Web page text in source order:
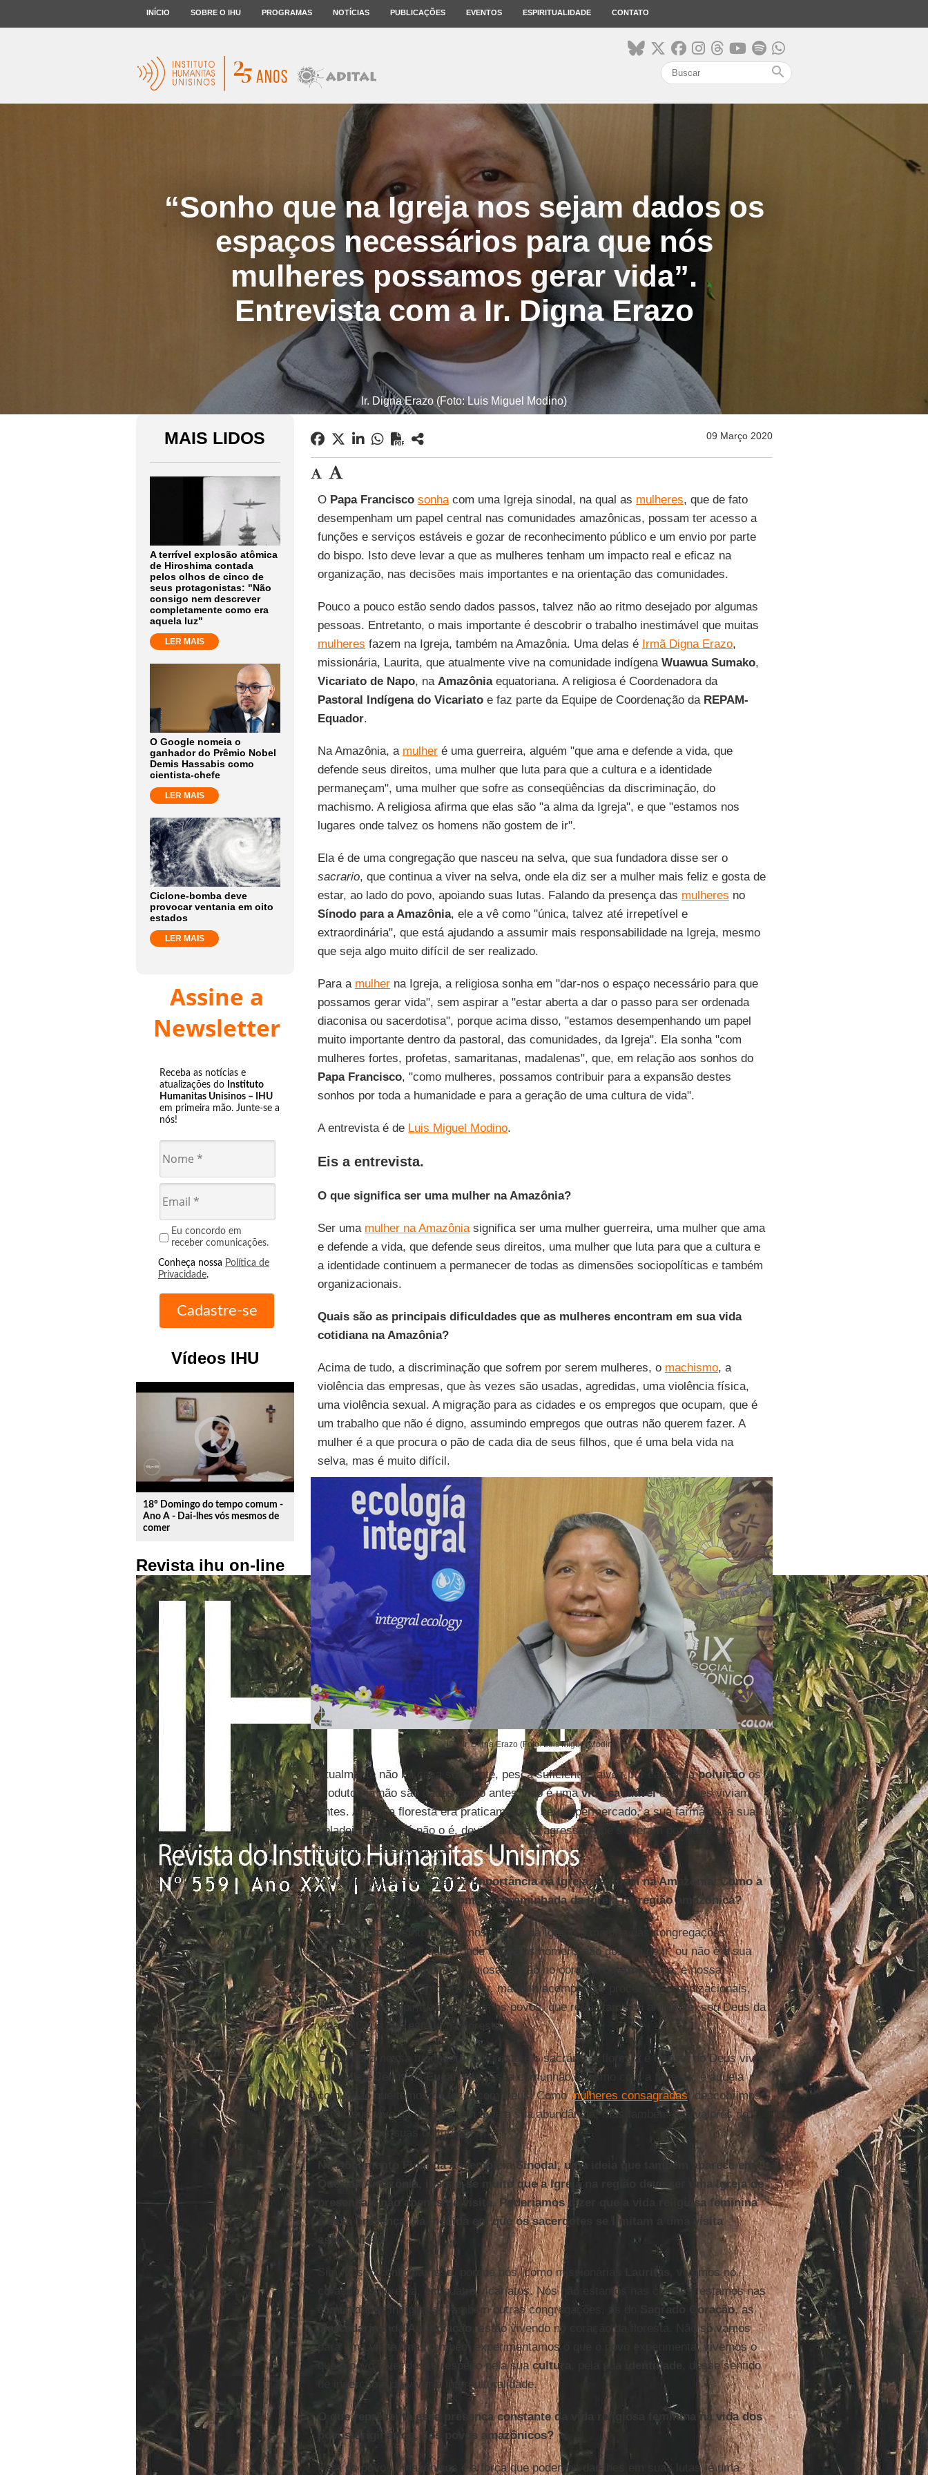
INÍCIO SOBRE O IHU PROGRAMAS NOTÍCIAS PUBLICAÇÕES EVENTOS ESPIRITUALIDADE CONTATO
search
“Sonho que na Igreja nos sejam dados os
espaços necessários para que nós
mulheres possamos gerar vida”.
Entrevista com a Ir. Digna Erazo
Ir. Digna Erazo (Foto: Luis Miguel Modino)
MAIS LIDOS
A terrível explosão atômica
de Hiroshima contada
pelos olhos de cinco de
seus protagonistas: "Não
consigo nem descrever
completamente como era
aquela luz"
LER MAIS
O Google nomeia o
ganhador do Prêmio Nobel
Demis Hassabis como
cientista-chefe
LER MAIS
Ciclone-bomba deve
provocar ventania em oito
estados
LER MAIS
Assine a
Newsletter
Receba as notícias e
atualizações do Instituto
Humanitas Unisinos – IHU
em primeira mão. Junte-se a
nós!
Eu concordo em
receber comunicações.
Conheça nossa Política de
Privacidade.
Vídeos IHU
play_circle_outline
18º Domingo do tempo comum -
Ano A - Dai-lhes vós mesmos de
comer
Revista ihu on-line
09 Março 2020
O Papa Francisco sonhacom uma Igreja sinodal, na qual as mulheres, que de fato
desempenham um papel central nas comunidades amazônicas, possam ter acesso a
funções e serviços estáveis e gozar de reconhecimento público e um envio por parte
do bispo. Isto deve levar a que as mulheres tenham um impacto real e eficaz na
organização, nas decisões mais importantes e na orientação das comunidades.
Pouco a pouco estão sendo dados passos, talvez não ao ritmo desejado por algumas
pessoas. Entretanto, o mais importante é descobrir o trabalho inestimável que muitas
mulheres fazem na Igreja, também na Amazônia. Uma delas é Irmã Digna Erazo,
missionária, Laurita, que atualmente vive na comunidade indígena Wuawua Sumako,
Vicariato de Napo, na Amazôniaequatoriana. A religiosa é Coordenadora da
Pastoral Indígena do Vicariatoe faz parte da Equipe de Coordenação da REPAM-
Equador.
Na Amazônia, a mulheré uma guerreira, alguém "que ama e defende a vida, que
defende seus direitos, uma mulher que luta para que a cultura e a identidade
permaneçam", uma mulher que sofre as conseqüências da discriminação, do
machismo. A religiosa afirma que elas são "a alma da Igreja", e que "estamos nos
lugares onde talvez os homens não gostem de ir".
Ela é de uma congregação que nasceu na selva, que sua fundadora disse ser o
sacrario, que continua a viver na selva, onde ela diz ser a mulher mais feliz e gosta de
estar, ao lado do povo, apoiando suas lutas. Falando da presença das mulheres no
Sínodo para a Amazônia, ele a vê como "única, talvez até irrepetível e
extraordinária", que está ajudando a assumir mais responsabilidade na Igreja, mesmo
que seja algo muito difícil de ser realizado.
Para a mulherna Igreja, a religiosa sonha em "dar-nos o espaço necessário para que
possamos gerar vida", sem aspirar a "estar aberta a dar o passo para ser ordenada
diaconisa ou sacerdotisa", porque acima disso, "estamos desempenhando um papel
muito importante dentro da pastoral, das comunidades, da Igreja". Ela sonha "com
mulheres fortes, profetas, samaritanas, madalenas", que, em relação aos sonhos do
Papa Francisco, "como mulheres, possamos contribuir para a expansão destes
sonhos por toda a humanidade e para a geração de uma cultura de vida".
A entrevista é de Luis Miguel Modino.
Eis a entrevista.
O que significa ser uma mulher na Amazônia?
Ser uma mulher na Amazôniasignifica ser uma mulher guerreira, uma mulher que ama
e defende a vida, que defende seus direitos, uma mulher que luta para que a cultura e
a identidade continuem a permanecer de todas as dimensões sociopolíticas e também
organizacionais.
Quais são as principais dificuldades que as mulheres encontram em sua vida
cotidiana na Amazônia?
Acima de tudo, a discriminação que sofrem por serem mulheres, o machismo, a
violência das empresas, que às vezes são usadas, agredidas, uma violência física,
uma violência sexual. A migração para as cidades e os empregos que ocupam, que é
um trabalho que não é digno, assumindo empregos que outras não querem fazer. A
mulher é a que procura o pão de cada dia de seus filhos, que é uma bela vida na
selva, mas é muito difícil.
Ir. Digna Erazo (Foto: Luis Miguel Modino)
Atualmente não há caça suficiente, pesca suficiente, talvez por causa dapoluiçãoos
produtos já não são dados como antes, não é umavida saudávelcomo eles viviam
antes. Antes, a floresta era praticamente o seu supermercado, a sua farmácia, a sua
geladeira; agora já não o é, devido a toda a agressão que sofreram por parte das
empresas transnacionais.
A vida religiosa tem grande importância na Igreja, também na Amazônia. Como a
vida religiosa feminina promove a caminhada da Igreja na região amazônica?
Como religiosa, sinto que somos a alma da Igreja, a maioria das congregações
religiosas está nos lugares onde talvez os homens não gostem de ir, ou não é a sua
opção preferencial. Muitas religiosas estão no coração da Amazônia, e nossa
presença não está tanto em fazer, mas em acompanhar processos organizacionais,
processos de espiritualidade com os povos, que respeitam seu ambiente, seu Deus da
vida, o Deus que está lá na floresta.
Como diz a nossa fundadora, a floresta é o sacrário, a floresta é o rosto do Deus vivo,
que reflete Jesus na Eucaristia. Essa comunhão, mesmo com a floresta, é aquela
comunhão que temos de fazer com Deus. Comomulheres consagradas, descobrimos
este Deus vivo na floresta, em toda a sua abundância, mas também nos valores do
seu povo, das suas culturas.
No Documento Final da Assembleia Sinodal, uma ideia que também aparece em
Querida Amazônia, insiste-se muito que a Igreja na região deve ser uma Igreja de
presença e não apenas de visita. Poderíamos dizer que a vida religiosa feminina
é essa presença, na medida em que os sacerdotes se limitam a uma visita
esporádica?
Sim, posso confirmar isso, porque nós, como missionárias Lauritas
, vivemos no
coração da floresta, em quatro vicariatos. Nós não estamos nas cidades, estamos nas
comunidades indígenas. Também outras congregações, as do
Sagrado Coração, as
Mercedarias
, da Anunciação
, estão vivendo no coração da floresta. Não só vamos
para uma visita, mas também experimentamos o que o povo experimenta, vivemos o
que o povo vive, desse respeito pela suacultura identidade
, desse sentido
de inserção e de viver a interculturalidade.
O que representa essa presença constante da vida religiosa feminina na vida dos
povos originários, dos povos amazônicos?
Para os povos amazônicos é a força que podemos dar-lhes em suas lutas, é uma